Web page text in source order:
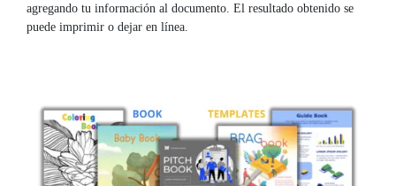
agregando tu información al documento. El resultado obtenido se
puede imprimir o dejar en línea.